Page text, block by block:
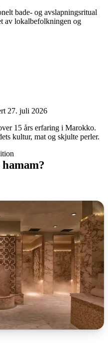
bade- og avslapningsritual
av lokalbefolkningen og
27. juli 2026
15 års erfaring i Marokko.
kultur, mat og skjulte perler.